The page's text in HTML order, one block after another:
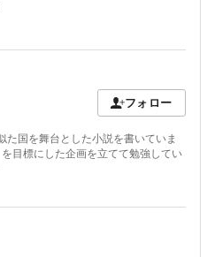
フォロー
国を舞台とした小説を書いていま
目標にした企画を立てて勉強してい